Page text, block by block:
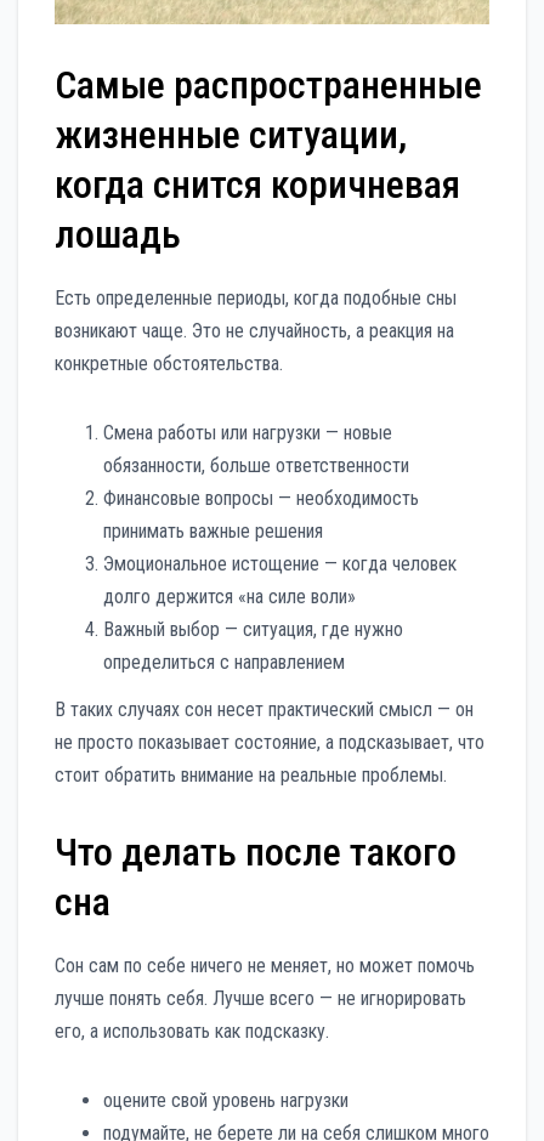
Самые распространенные
жизненные ситуации,
когда снится коричневая
лошадь
Есть определенные периоды, когда подобные сны
возникают чаще. Это не случайность, а реакция на
конкретные обстоятельства.
Смена работы или нагрузки — новые
обязанности, больше ответственности
Финансовые вопросы — необходимость
принимать важные решения
Эмоциональное истощение — когда человек
долго держится «на силе воли»
Важный выбор — ситуация, где нужно
определиться с направлением
В таких случаях сон несет практический смысл — он
не просто показывает состояние, а подсказывает, что
стоит обратить внимание на реальные проблемы.
Что делать после такого
сна
Сон сам по себе ничего не меняет, но может помочь
лучше понять себя. Лучше всего — не игнорировать
его, а использовать как подсказку.
оцените свой уровень нагрузки
подумайте, не берете ли на себя слишком много